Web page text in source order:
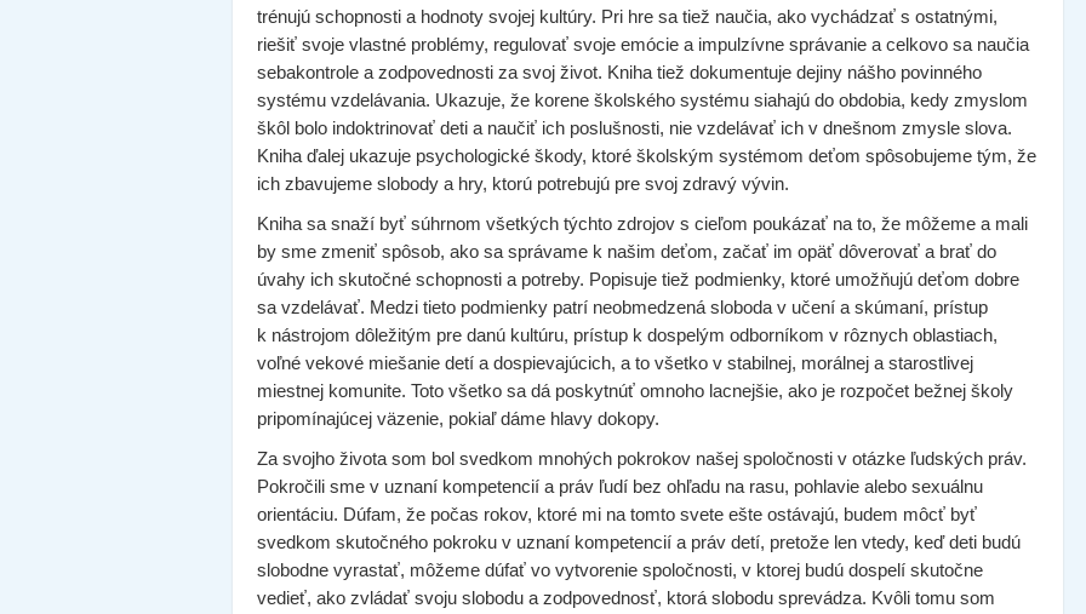
trénujú schopnosti a hodnoty svojej kultúry. Pri hre sa tiež naučia, ako vychádzať s ostatnými,
riešiť svoje vlastné problémy, regulovať svoje emócie a impulzívne správanie a celkovo sa naučia
sebakontrole a zodpovednosti za svoj život. Kniha tiež dokumentuje dejiny nášho povinného
systému vzdelávania. Ukazuje, že korene školského systému siahajú do obdobia, kedy zmyslom
škôl bolo indoktrinovať deti a naučiť ich poslušnosti, nie vzdelávať ich v dnešnom zmysle slova.
Kniha ďalej ukazuje psychologické škody, ktoré školským systémom deťom spôsobujeme tým, že
ich zbavujeme slobody a hry, ktorú potrebujú pre svoj zdravý vývin.
Kniha sa snaží byť súhrnom všetkých týchto zdrojov s cieľom poukázať na to, že môžeme a mali
by sme zmeniť spôsob, ako sa správame k našim deťom, začať im opäť dôverovať a brať do
úvahy ich skutočné schopnosti a potreby. Popisuje tiež podmienky, ktoré umožňujú deťom dobre
sa vzdelávať. Medzi tieto podmienky patrí neobmedzená sloboda v učení a skúmaní, prístup
k nástrojom dôležitým pre danú kultúru, prístup k dospelým odborníkom v rôznych oblastiach,
voľné vekové miešanie detí a dospievajúcich, a to všetko v stabilnej, morálnej a starostlivej
miestnej komunite. Toto všetko sa dá poskytnúť omnoho lacnejšie, ako je rozpočet bežnej školy
pripomínajúcej väzenie, pokiaľ dáme hlavy dokopy.
Za svojho života som bol svedkom mnohých pokrokov našej spoločnosti v otázke ľudských práv.
Pokročili sme v uznaní kompetencií a práv ľudí bez ohľadu na rasu, pohlavie alebo sexuálnu
orientáciu. Dúfam, že počas rokov, ktoré mi na tomto svete ešte ostávajú, budem môcť byť
svedkom skutočného pokroku v uznaní kompetencií a práv detí, pretože len vtedy, keď deti budú
slobodne vyrastať, môžeme dúfať vo vytvorenie spoločnosti, v ktorej budú dospelí skutočne
vedieť, ako zvládať svoju slobodu a zodpovednosť, ktorá slobodu sprevádza. Kvôli tomu som